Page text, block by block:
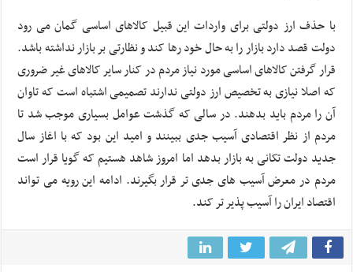
با حذف ارز دولتی برای واردات این قبیل کالاهای اساسی گمان می رود
دولت قصد دارد بازار را به حال خود رها کند و نظارتی بر بازار نداشته باشد.
قرار گرفتن کالاهای اساسی مورد نیاز مردم در کنار سایر کالاهای غیر ضروری
که اصلا نیازی به تخصیص ارز دولتی ندارند تصمیمی اشتباه است که تاوان
آن را مردم باید بدهند. در سالی که گذشت عوامل بسیاری موجب شد تا
مردم از نظر اقتصادی آسیب جدی ببینند و امید این بود که با اغاز سال
جدید دولت تکانی به بازار بدهد اما امروز شاهد هستیم که گویا قرار است
مردم در معرض آسیب های جدی تر قرار بگیرند. ادامه این رویه می تواند
اقتصاد ایران را آسیب پذیر تر کند.